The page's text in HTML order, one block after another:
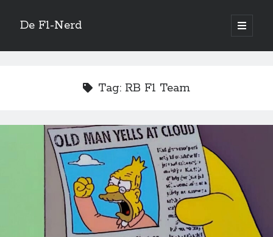
De F1-Nerd
open
primair
Zijbalk
Quotes
Once something is a passion, the motivation is there.
Michael Schumacher
Tag: RB F1 Team